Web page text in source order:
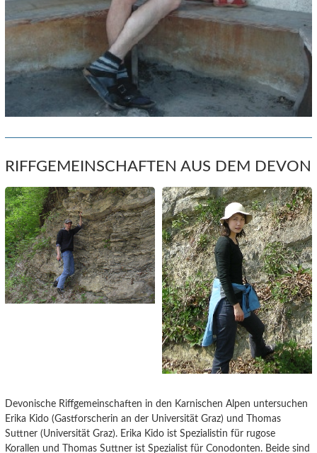
RIFFGEMEINSCHAFTEN AUS DEM DEVON
Devonische Riffgemeinschaften in den Karnischen Alpen untersuchen
Erika Kido (Gastforscherin an der Universität Graz) und Thomas
Suttner (Universität Graz). Erika Kido ist Spezialistin für rugose
Korallen und Thomas Suttner ist Spezialist für Conodonten. Beide sind